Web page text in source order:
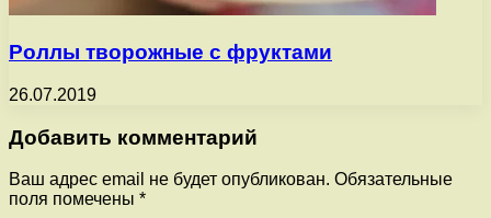
Роллы творожные с фруктами
26.07.2019
Добавить комментарий
Ваш адрес email не будет опубликован. Обязательные
поля помечены *